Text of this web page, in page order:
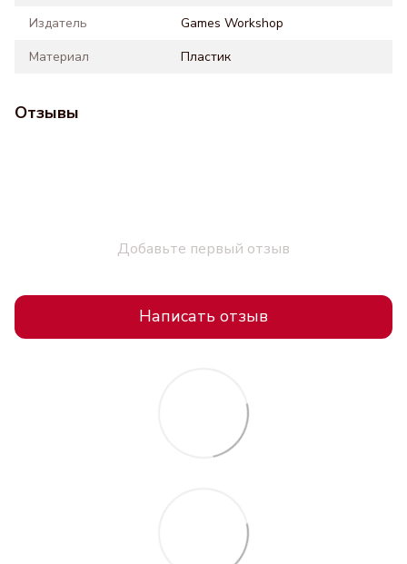
Издатель
Games Workshop
Материал
Пластик
Отзывы
Добавьте первый отзыв
Написать отзыв